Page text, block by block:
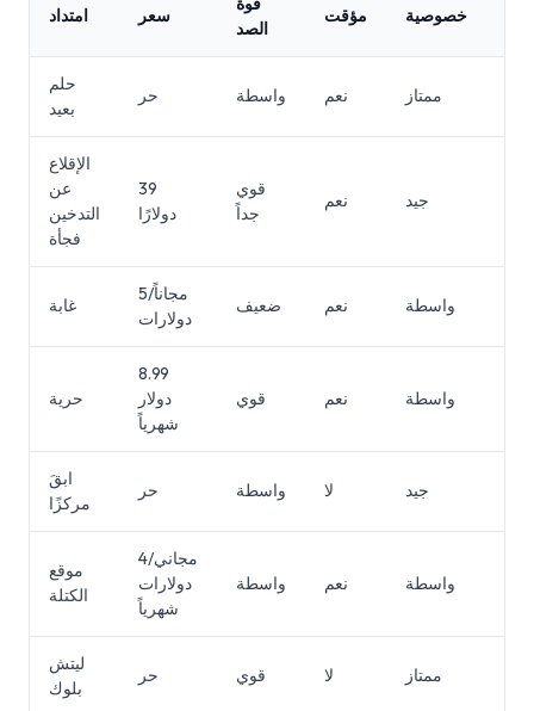
امتداد سعر
الصد
مؤقت خصوصية
حلم
بعيد
حر واسطة نعم ممتاز
الإقلاع
عن
التدخين
فجأة
39
دولارًا
قوي
جداً
نعم جيد
غابة
مجاناً/5
دولارات
ضعيف نعم واسطة
حرية
8.99
دولار
شهرياً
قوي نعم واسطة
ابقَ
مركزًا
حر واسطة لا جيد
موقع
الكتلة
مجاني/4
دولارات
شهرياً
واسطة نعم واسطة
ليتش
بلوك
حر قوي لا ممتاز